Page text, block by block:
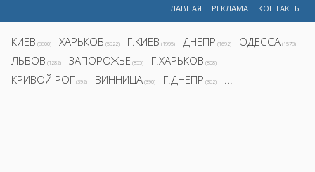
ГЛАВНАЯ РЕКЛАМА КОНТАКТЫ
КИЕВ (8800) ХАРЬКОВ (5922) Г.КИЕВ (1995) ДНЕПР (1692) ОДЕССА (1578)
ЛЬВОВ (1282) ЗАПОРОЖЬЕ (855) Г.ХАРЬКОВ (808)
КРИВОЙ РОГ (392) ВИННИЦА (390) Г.ДНЕПР (362) ...